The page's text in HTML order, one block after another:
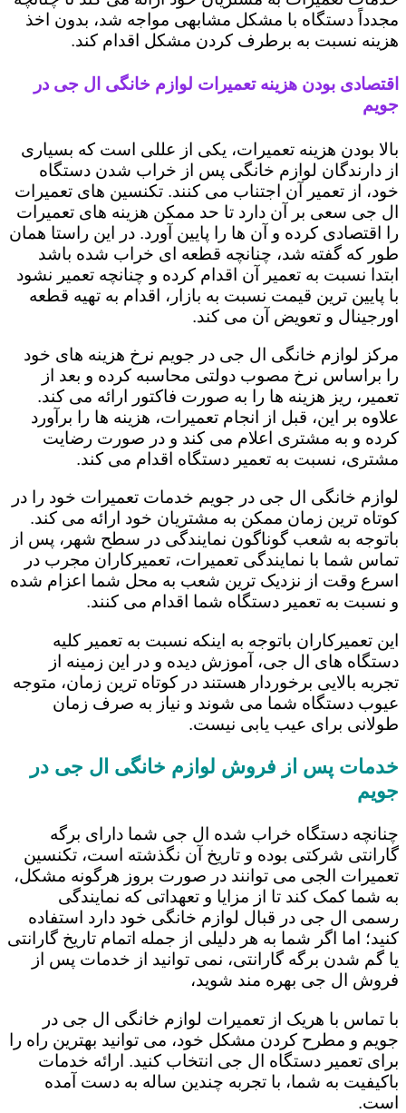
مجدداً دستگاه با مشکل مشابهی مواجه شد، بدون اخذ
هزینه نسبت به برطرف کردن مشکل اقدام کند.
اقتصادی بودن هزینه تعمیرات لوازم خانگی ال جی در
جویم
بالا بودن هزینه تعمیرات، یکی از عللی است که بسیاری
از دارندگان لوازم خانگی پس از خراب شدن دستگاه
خود، از تعمیر آن اجتناب می کنند. تکنسین های تعمیرات
ال جی سعی بر آن دارد تا حد ممکن هزینه های تعمیرات
را اقتصادی کرده و آن ها را پایین آورد. در این راستا همان
طور که گفته شد، چنانچه قطعه ای خراب شده باشد
ابتدا نسبت به تعمیر آن اقدام کرده و چنانچه تعمیر نشود
با پایین ترین قیمت نسبت به بازار، اقدام به تهیه قطعه
اورجینال و تعویض آن می کند.
مرکز لوازم خانگی ال جی در جویم نرخ هزینه های خود
را براساس نرخ مصوب دولتی محاسبه کرده و بعد از
تعمیر، ریز هزینه ها را به صورت فاکتور ارائه می کند.
علاوه بر این، قبل از انجام تعمیرات، هزینه ها را برآورد
کرده و به مشتری اعلام می کند و در صورت رضایت
مشتری، نسبت به تعمیر دستگاه اقدام می کند.
لوازم خانگی ال جی در جویم خدمات تعمیرات خود را در
کوتاه ترین زمان ممکن به مشتریان خود ارائه می کند.
باتوجه به شعب گوناگون نمایندگی در سطح شهر، پس از
تماس شما با نمایندگی تعمیرات، تعمیرکاران مجرب در
اسرع وقت از نزدیک ترین شعب به محل شما اعزام شده
و نسبت به تعمیر دستگاه شما اقدام می کنند.
این تعمیرکاران باتوجه به اینکه نسبت به تعمیر کلیه
دستگاه های ال جی، آموزش دیده و در این زمینه از
تجربه بالایی برخوردار هستند در کوتاه ترین زمان، متوجه
عیوب دستگاه شما می شوند و نیاز به صرف زمان
طولانی برای عیب یابی نیست.
خدمات پس از فروش لوازم خانگی ال جی در
جویم
چنانچه دستگاه خراب شده ال جی شما دارای برگه
گارانتی شرکتی بوده و تاریخ آن نگذشته است، تکنسین
تعمیرات الجی می توانند در صورت بروز هرگونه مشکل،
به شما کمک کند تا از مزایا و تعهداتی که نمایندگی
رسمی ال جی در قبال لوازم خانگی خود دارد استفاده
کنید؛ اما اگر شما به هر دلیلی از جمله اتمام تاریخ گارانتی
یا گم شدن برگه گارانتی، نمی توانید از خدمات پس از
فروش ال جی بهره مند شوید،
با تماس با هریک از تعمیرات لوازم خانگی ال جی در
جویم و مطرح کردن مشکل خود، می توانید بهترین راه را
برای تعمیر دستگاه ال جی انتخاب کنید. ارائه خدمات
باکیفیت به شما، با تجربه چندین ساله به دست آمده
است.